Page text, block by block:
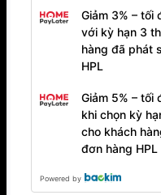
Giảm 3% – tối
với kỳ hạn 3
hàng đã phát
HPL
Giảm 5% –
khi chọn kỳ
cho khách
đơn hàng HPL
Powered by